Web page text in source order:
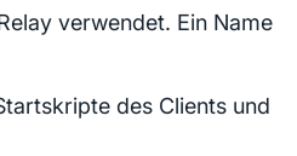
verwendet. Ein Name
des Clients und